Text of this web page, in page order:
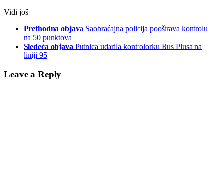
Vidi još
Prethodna objava Saobraćajna policija pooštrava kontrolu
na 50 punktova
Sledeća objava Putnica udarila kontrolorku Bus Plusa na
liniji 95
Leave a Reply